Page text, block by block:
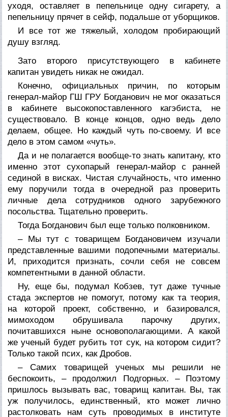
уходя, оставляет в пепельнице одну сигарету, а
пепельницу прячет в сейф, подальше от уборщиков.
И все тот же тяжелый, холодом пробирающий
душу взгляд.
Зато второго присутствующего в кабинете
капитан увидеть никак не ожидал.
Конечно, официальных причин, по которым
генерал-майор ГШ ГРУ Богданович не мог оказаться
в кабинете высокопоставленного кагэбиста, не
существовало. В конце концов, одно ведь дело
делаем, общее. Но каждый чуть по-своему. И все
дело в этом самом «чуть».
Да и не полагается вообще-то знать капитану, кто
именно этот сухопарый генерал-майор с ранней
сединой в висках. Чистая случайность, что именно
ему поручили тогда в очередной раз проверить
личные дела сотрудников одного зарубежного
посольства. Тщательно проверить.
Тогда Богданович был еще только полковником.
– Мы тут с товарищем Богдановичем изучали
представленные вашими подопечными материалы.
И, приходится признать, сочли себя не совсем
компетентными в данной области.
Ну, еще бы, подумал Кобзев, тут даже тучные
стада экспертов не помогут, потому как та теория,
на которой проект, собственно, и базировался,
мимоходом обрушивала парочку других,
почитавшихся ныне основополагающими. А какой
же ученый будет рубить тот сук, на котором сидит?
Только такой псих, как Дробов.
– Самих товарищей ученых мы решили не
беспокоить, – продолжил Подгорных. – Поэтому
пришлось вызывать вас, товарищ капитан. Вы, так
уж получилось, единственный, кто может лично
растолковать нам суть проводимых в институте